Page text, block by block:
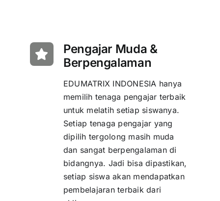
Pengajar Muda &
Berpengalaman
EDUMATRIX INDONESIA hanya
memilih tenaga pengajar terbaik
untuk melatih setiap siswanya.
Setiap tenaga pengajar yang
dipilih tergolong masih muda
dan sangat berpengalaman di
bidangnya. Jadi bisa dipastikan,
setiap siswa akan mendapatkan
pembelajaran terbaik dari